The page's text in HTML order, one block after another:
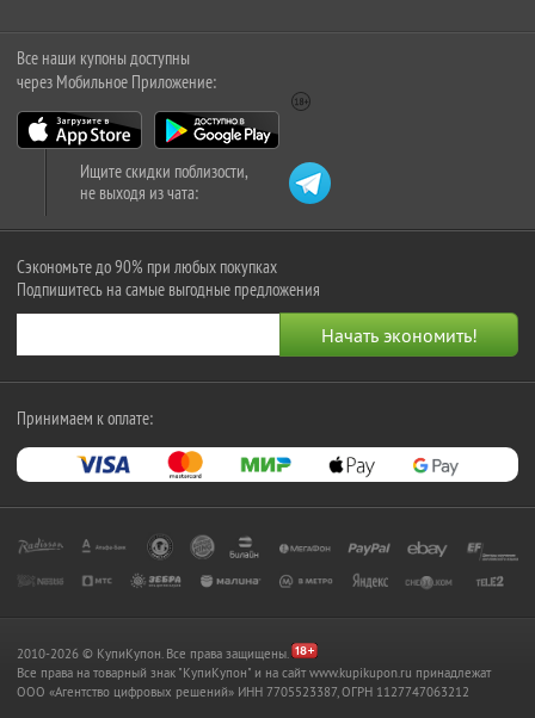
Все наши купоны доступны
через Мобильное Приложение:
Ищите скидки поблизости,
не выходя из чата:
Сэкономьте до 90% при любых покупках
Подпишитесь на самые выгодные предложения
Принимаем к оплате:
2010-2026 © КупиКупон. Все права защищены.
Все права на товарный знак "КупиКупон" и на сайт www.kupikupon.ru принадлежат
OOO «Агентство цифровых решений» ИНН 7705523387, ОГРН 1127747063212